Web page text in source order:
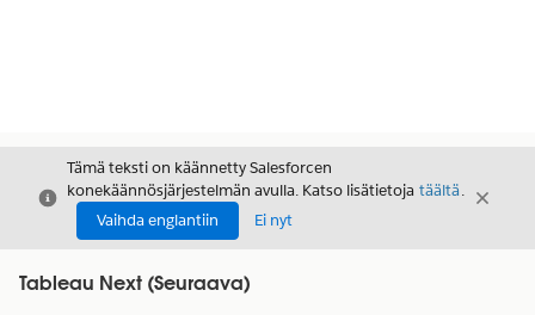
Sulje
Tämä teksti on käännetty Salesforcen
konekäännösjärjestelmän avulla. Katso lisätietoja täältä.
Vaihda englantiin
Ei nyt
Sulje
Tableau Next (Seuraava)